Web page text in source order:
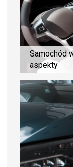
Samochód
aspekty